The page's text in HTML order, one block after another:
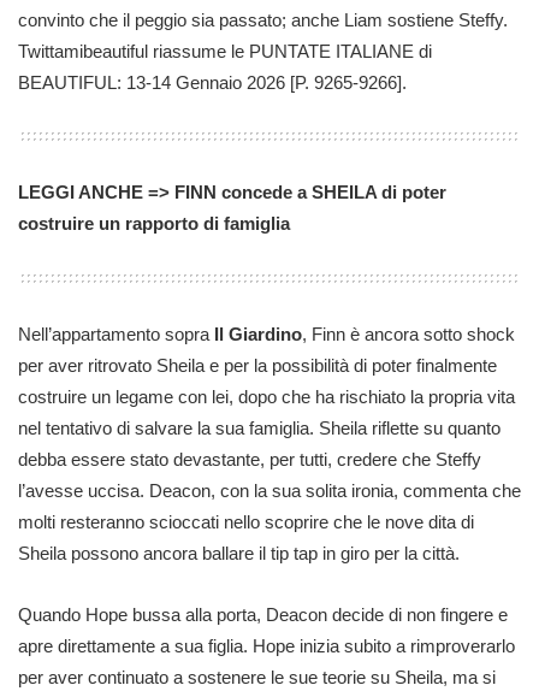
convinto che il peggio sia passato; anche Liam sostiene Steffy.
Twittamibeautiful riassume le PUNTATE ITALIANE di
BEAUTIFUL: 13-14 Gennaio 2026 [P. 9265-9266].
LEGGI ANCHE => FINN concede a SHEILA di poter
costruire un rapporto di famiglia
Nell’appartamento sopra Il Giardino, Finn è ancora sotto shock
per aver ritrovato Sheila e per la possibilità di poter finalmente
costruire un legame con lei, dopo che ha rischiato la propria vita
nel tentativo di salvare la sua famiglia. Sheila riflette su quanto
debba essere stato devastante, per tutti, credere che Steffy
l’avesse uccisa. Deacon, con la sua solita ironia, commenta che
molti resteranno scioccati nello scoprire che le nove dita di
Sheila possono ancora ballare il tip tap in giro per la città.
Quando Hope bussa alla porta, Deacon decide di non fingere e
apre direttamente a sua figlia. Hope inizia subito a rimproverarlo
per aver continuato a sostenere le sue teorie su Sheila, ma si